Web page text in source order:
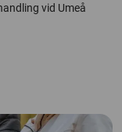
vid Umeå